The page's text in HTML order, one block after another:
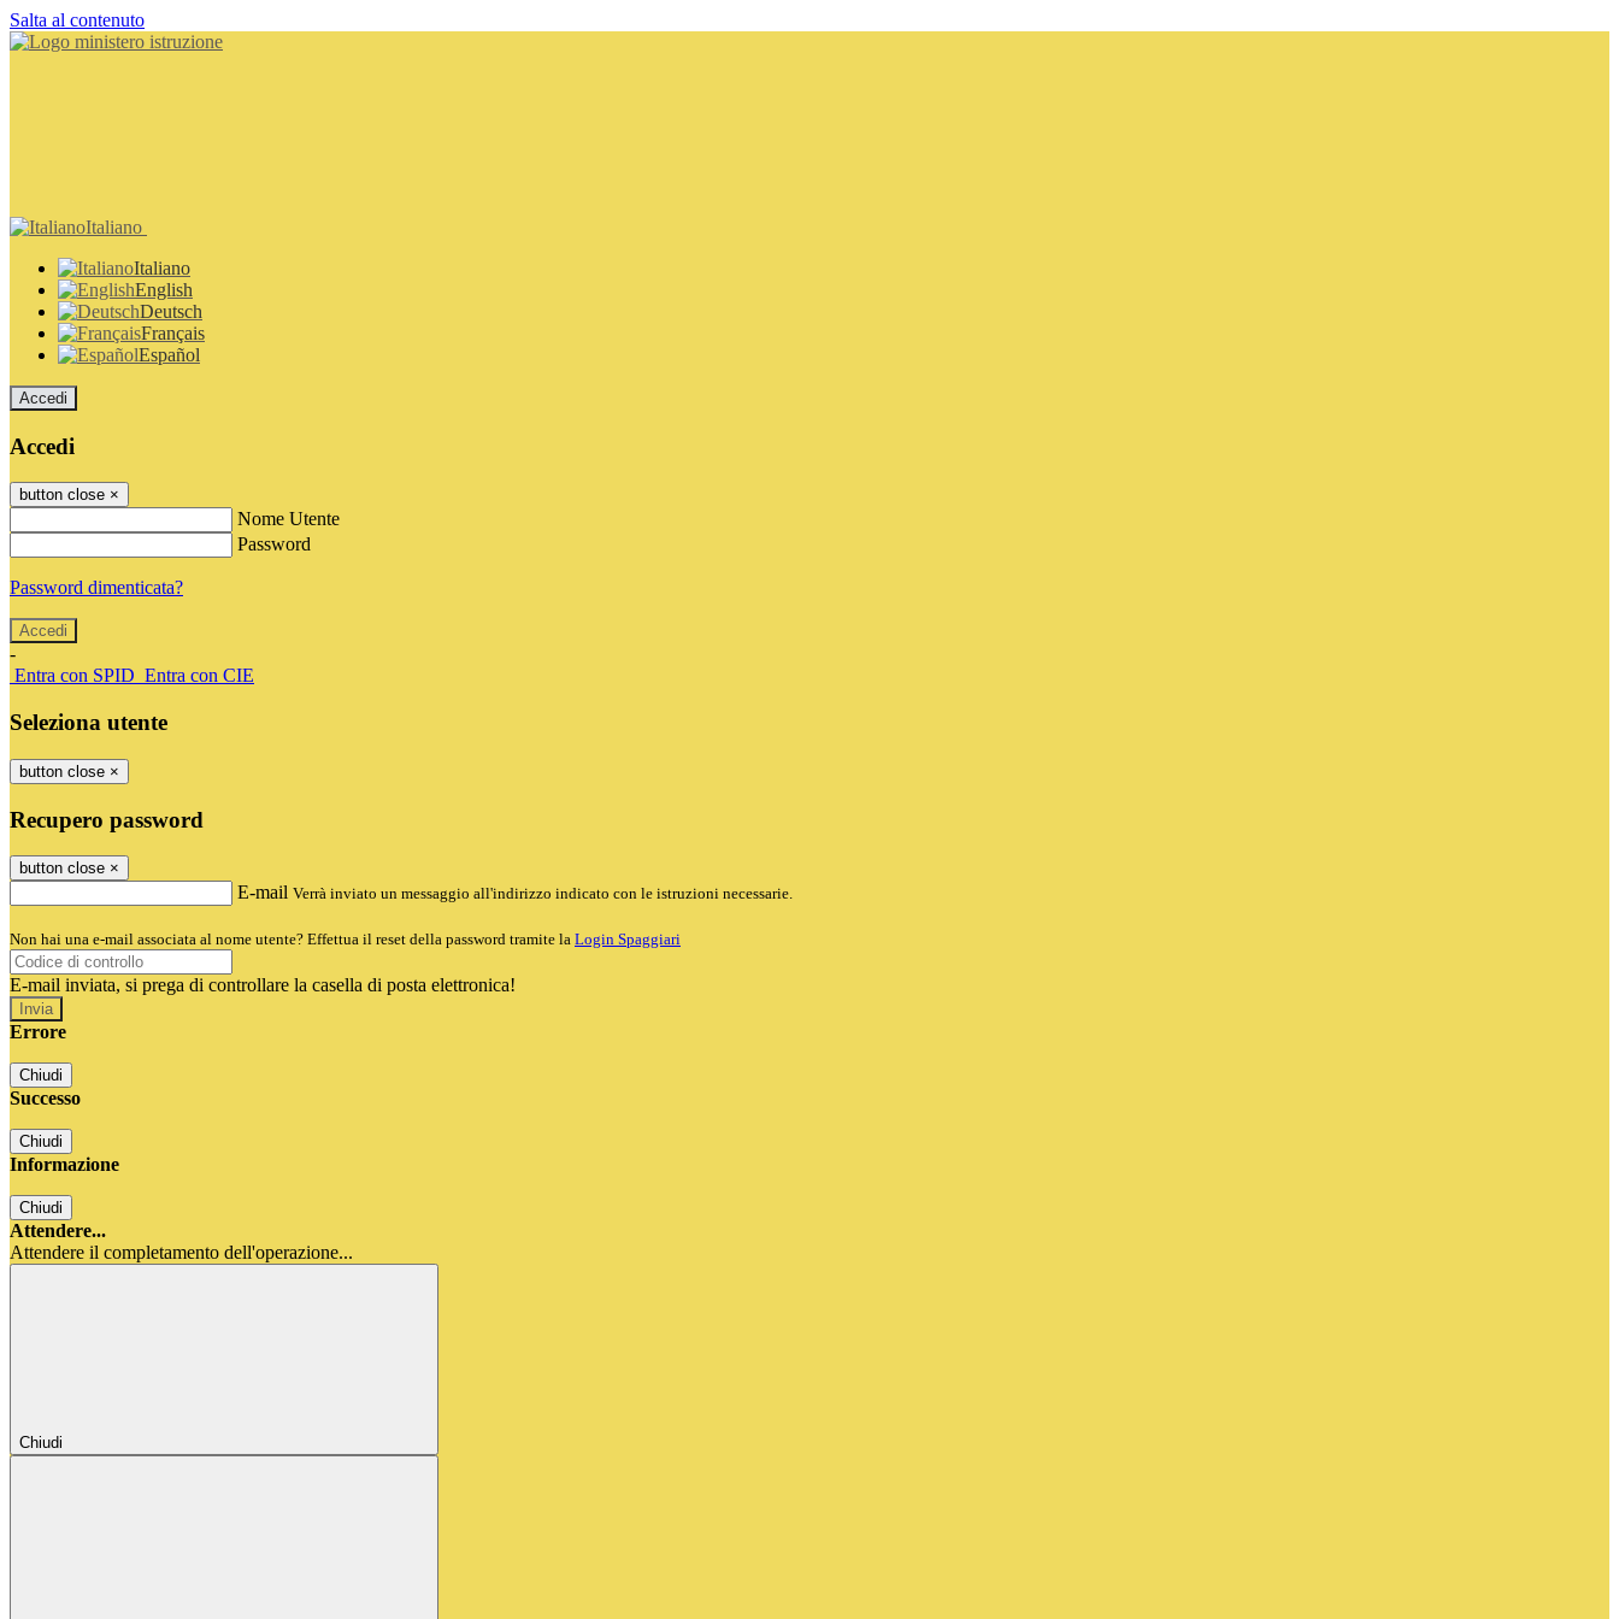
Salta al contenuto
Italiano
Italiano
English
Deutsch
Français
Español
Accedi
Accedi
button close ×
Nome Utente
Password
Password dimenticata?
-
Entra con SPID Entra con CIE
Seleziona utente
button close ×
Recupero password
button close ×
E-mail Verrà inviato un messaggio all'indirizzo indicato con le istruzioni necessarie.
Non hai una e-mail associata al nome utente? Effettua il reset della password tramite la Login Spaggiari
E-mail inviata, si prega di controllare la casella di posta elettronica!
Errore
Chiudi
Successo
Chiudi
Informazione
Chiudi
Attendere...
Attendere il completamento dell'operazione...
Chiudi